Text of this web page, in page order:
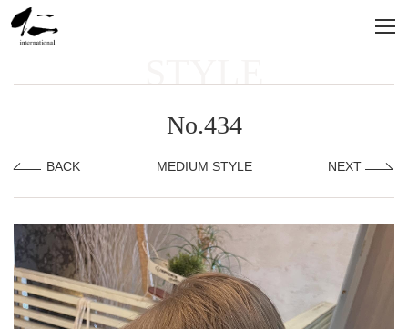
STYLE
No.434
BACK MEDIUM STYLE NEXT